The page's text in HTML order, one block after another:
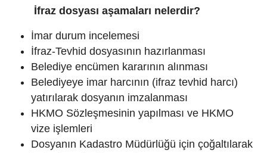
İfraz dosyası aşamaları nelerdir?
İmar durum incelemesi
İfraz-Tevhid dosyasının hazırlanması
Belediye encümen kararının alınması
Belediyeye imar harcının (ifraz tevhid harcı)
yatırılarak dosyanın imzalanması
HKMO Sözleşmesinin yapılması ve HKMO
vize işlemleri
Dosyanın Kadastro Müdürlüğü için çoğaltılarak